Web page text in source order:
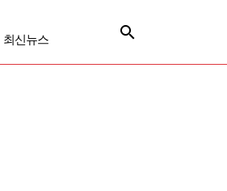
최신뉴스